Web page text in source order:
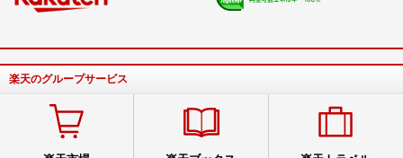
楽天のグループサービス